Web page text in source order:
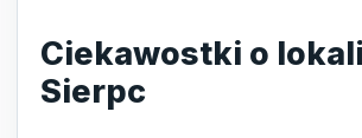
Ciekawostki o
Sierpc